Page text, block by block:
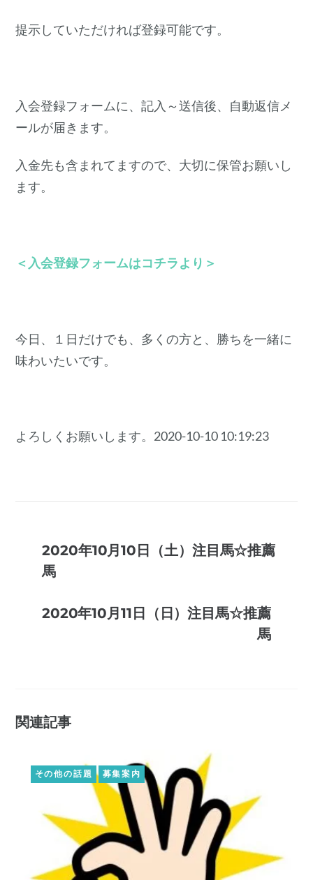
提示していただければ登録可能です。
入会登録フォームに、記入～送信後、自動返信メ
ールが届きます。
入金先も含まれてますので、大切に保管お願いし
ます。
＜入会登録フォームはコチラより＞
今日、１日だけでも、多くの方と、勝ちを一緒に
味わいたいです。
よろしくお願いします。2020-10-10 10:19:23
2020年10月10日（土）注目馬☆推薦
馬
2020年10月11日（日）注目馬☆推薦
馬
関連記事
その他の話題 募集案内